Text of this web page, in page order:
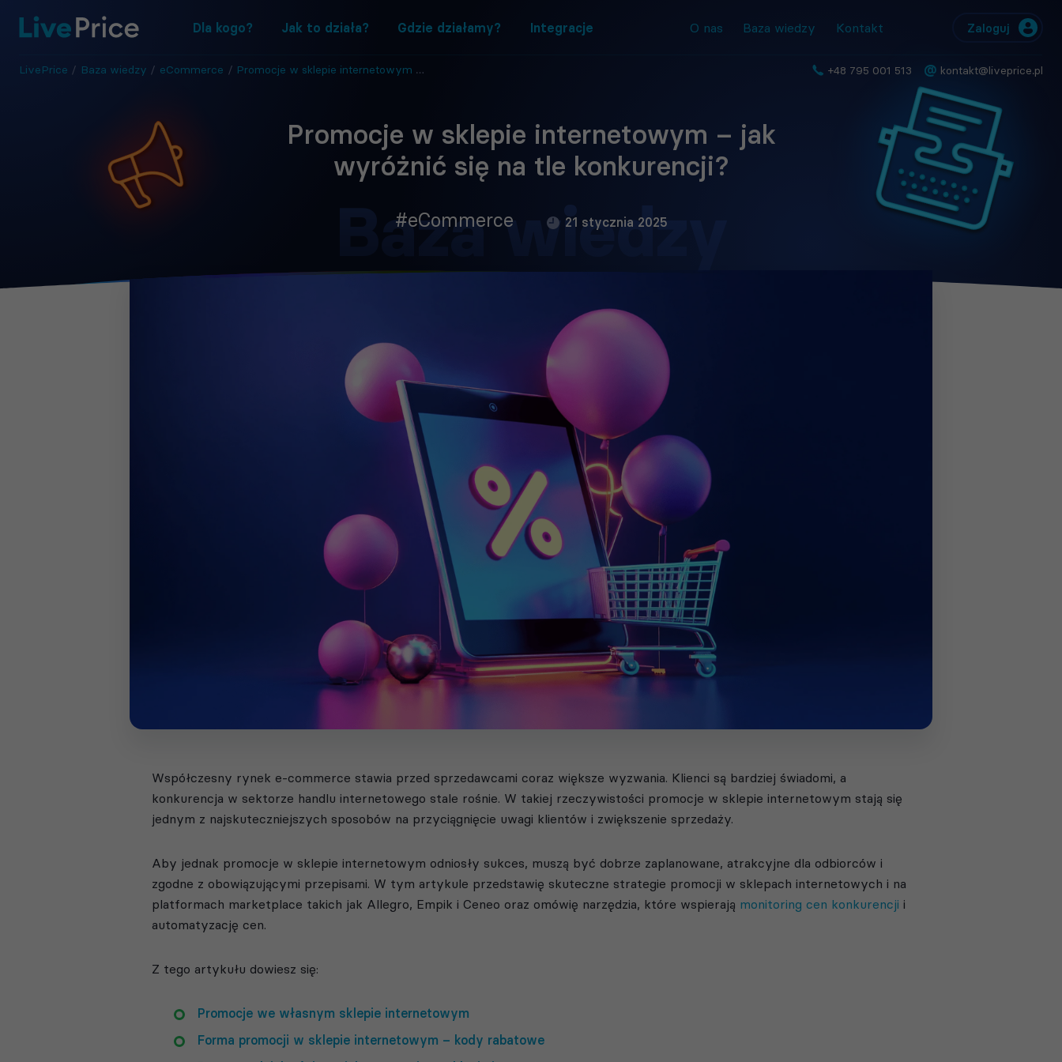
Dla kogo? Jak to działa? Gdzie działamy? Integracje O nas Baza wiedzy Kontakt Zaloguj
LivePrice / Baza wiedzy / eCommerce / Promocje w sklepie internetowym – jak wyróżnić się na tle konkurencji? +48 795 001 513 @ kontakt@liveprice.pl
Promocje w sklepie internetowym – jak
wyróżnić się na tle konkurencji?
#eCommerce 21 stycznia 2025
Baza wiedzy
Współczesny rynek e-commerce stawia przed sprzedawcami coraz większe wyzwania. Klienci są bardziej świadomi, a
konkurencja w sektorze handlu internetowego stale rośnie. W takiej rzeczywistości promocje w sklepie internetowym stają się
jednym z najskuteczniejszych sposobów na przyciągnięcie uwagi klientów i zwiększenie sprzedaży.
Aby jednak promocje w sklepie internetowym odniosły sukces, muszą być dobrze zaplanowane, atrakcyjne dla odbiorców i
zgodne z obowiązującymi przepisami. W tym artykule przedstawię skuteczne strategie promocji w sklepach internetowych i na
platformach marketplace takich jak Allegro, Empik i Ceneo oraz omówię narzędzia, które wspierają monitoring cen konkurencji i
automatyzację cen.
Z tego artykułu dowiesz się:
Promocje we własnym sklepie internetowym
Forma promocji w sklepie internetowym – kody rabatowe